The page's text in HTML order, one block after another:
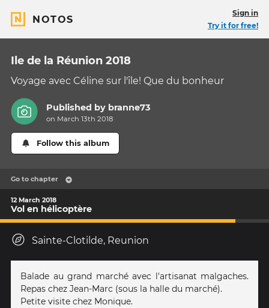
NOTOS
Sign in
Try it for free!
Ile de la Réunion 2018
Voyage avec Céline sur l'île! Que du bonheur
Published by branne73
on March 13th 2018
Follow this album
Go to chapter
12 March 2018
Vol en hélicoptère
Sainte-Clotilde, Reunion
Balade au grand marché avec l'artisanat malgaches.
Repas chez Jean-Marc (sous la halle du marché).
Petite visite chez Monique.